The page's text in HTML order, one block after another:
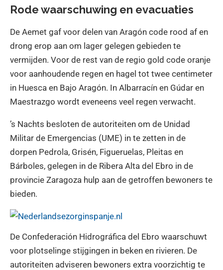
Rode waarschuwing en evacuaties
De Aemet gaf voor delen van Aragón code rood af en
drong erop aan om lager gelegen gebieden te
vermijden. Voor de rest van de regio gold code oranje
voor aanhoudende regen en hagel tot twee centimeter
in Huesca en Bajo Aragón. In Albarracín en Gúdar en
Maestrazgo wordt eveneens veel regen verwacht.
’s Nachts besloten de autoriteiten om de Unidad
Militar de Emergencias (UME) in te zetten in de
dorpen Pedrola, Grisén, Figueruelas, Pleitas en
Bárboles, gelegen in de Ribera Alta del Ebro in de
provincie Zaragoza hulp aan de getroffen bewoners te
bieden.
De Confederación Hidrográfica del Ebro waarschuwt
voor plotselinge stijgingen in beken en rivieren. De
autoriteiten adviseren bewoners extra voorzichtig te